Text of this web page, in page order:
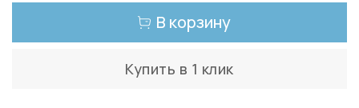
В корзину
Купить в 1 клик